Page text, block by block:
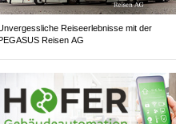
Reiseerlebnisse mit der
Reisen AG